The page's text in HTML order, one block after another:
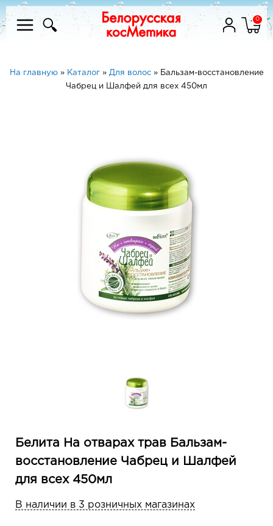
0
На главную» Каталог» Для волос» Бальзам-восстановление
Чабрец и Шалфей для всех 450мл
Белита На отварах трав Бальзам-
восстановление Чабрец и Шалфей
для всех 450мл
В наличии в 3 розничных магазинах